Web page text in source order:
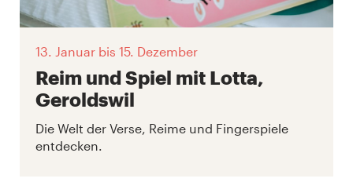
13. Januar bis 15. Dezember
Reim und Spiel mit Lotta,
Geroldswil
Die Welt der Verse, Reime und Fingerspiele
entdecken.